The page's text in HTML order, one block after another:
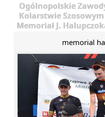
Ogólnopolskie
Kolarstwie
Memoriał J.
memorial